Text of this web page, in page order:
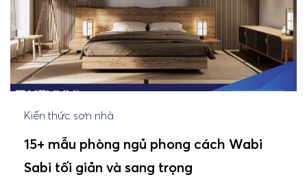
Kiến thức sơn nhà
15+ mẫu phòng ngủ phong cách Wabi
Sabi tối giản và sang trọng